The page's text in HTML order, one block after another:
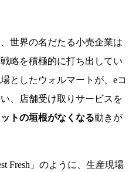
世界の名だたる小売企業は
略を積極的に打ち出してい
としたウォルマートが、eコ
、店舗受け取りサービスを
トの垣根がなくなる動きが
Fresh」のように、生産現場